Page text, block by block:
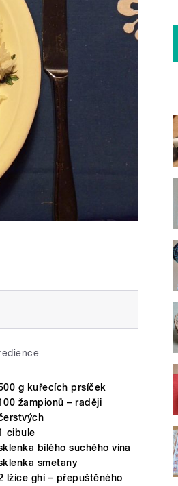
g kuřecích prsíček
žampionů – raději
cibule
bílého suchého vína
smetany
lžíce ghí – přepuštěného